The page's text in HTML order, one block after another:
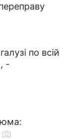
по всій
-